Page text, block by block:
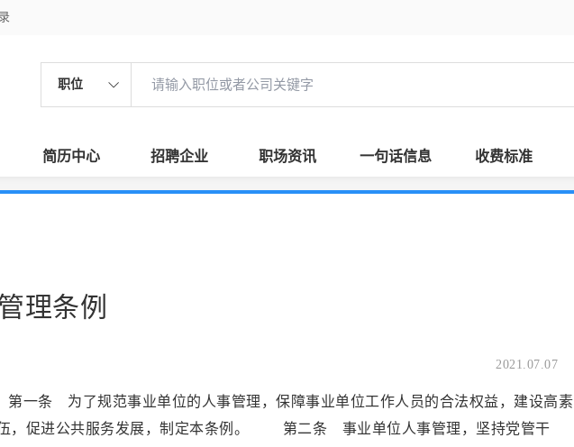
职位
简历中心 招聘企业 职场资讯 一句话信息 收费标准
理条例
2021.07.07
了规范事业单位的人事管理，保障事业单位工作人员的合法权益，建设高素
，促进公共服务发展，制定本条例。 第二条 事业单位人事管理，坚持党管干